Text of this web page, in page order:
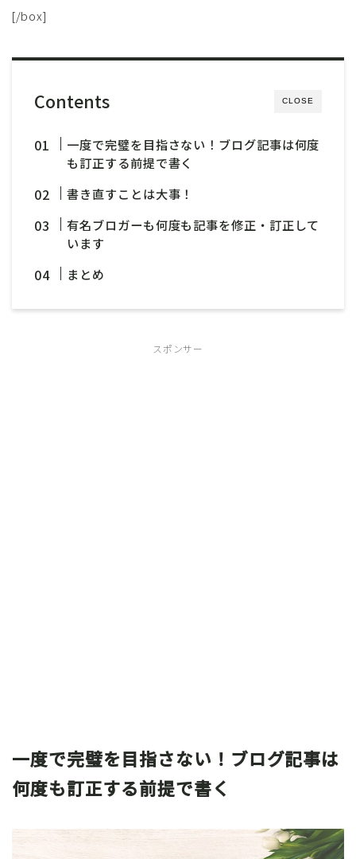
[/box]
CLOSE
Contents
一度で完璧を目指さない！ブログ記事は何度
も訂正する前提で書く
書き直すことは大事！
有名ブロガーも何度も記事を修正・訂正して
います
まとめ
スポンサー
一度で完璧を目指さない！ブログ記事は
何度も訂正する前提で書く